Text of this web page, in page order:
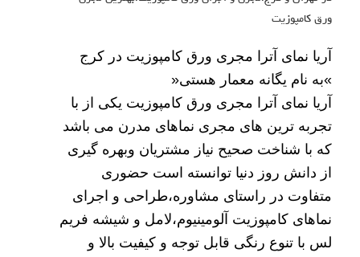
ورق کامپوزیت
آریا نمای آترا مجری ورق کامپوزیت در کرج
»به نام یگانه معمار هستی«
آریا نمای آترا مجری ورق کامپوزیت یکی از با
تجربه ترین های مجری نماهای مدرن می باشد
که با شناخت صحیح نیاز مشتریان وبهره گیری
از دانش روز دنیا توانسته است حضوری
متفاوت در راستای مشاوره،طراحی و اجرای
نماهای کامپوزیت آلومینیوم،لامل و شیشه فریم
لس با تنوع رنگی قابل توجه و کیفیت بالا و